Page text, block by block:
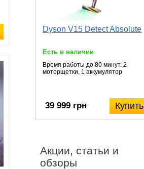
Dyson V15 Detect Absolute
Есть в наличии
Время работы до 80 минут. 2
моторщетки, 1 аккумулятор
Купить
39 999 грн
Акции, статьи и
обзоры